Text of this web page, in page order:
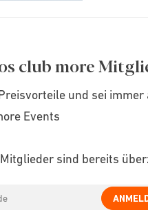
club more
und sei
Events
sind bereits